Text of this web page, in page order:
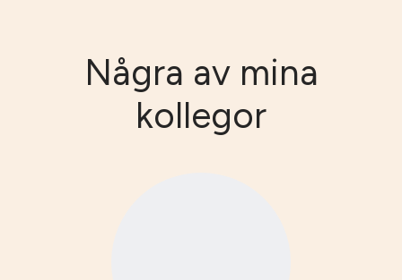
Några av mina
kollegor